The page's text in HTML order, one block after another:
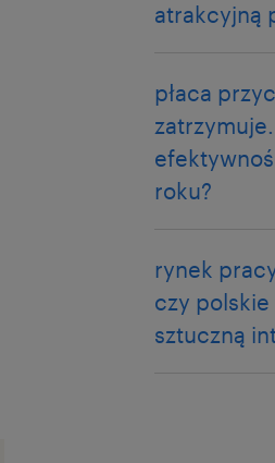
atrakcyjną
płaca
roku?
rynek
czy
sztuczną